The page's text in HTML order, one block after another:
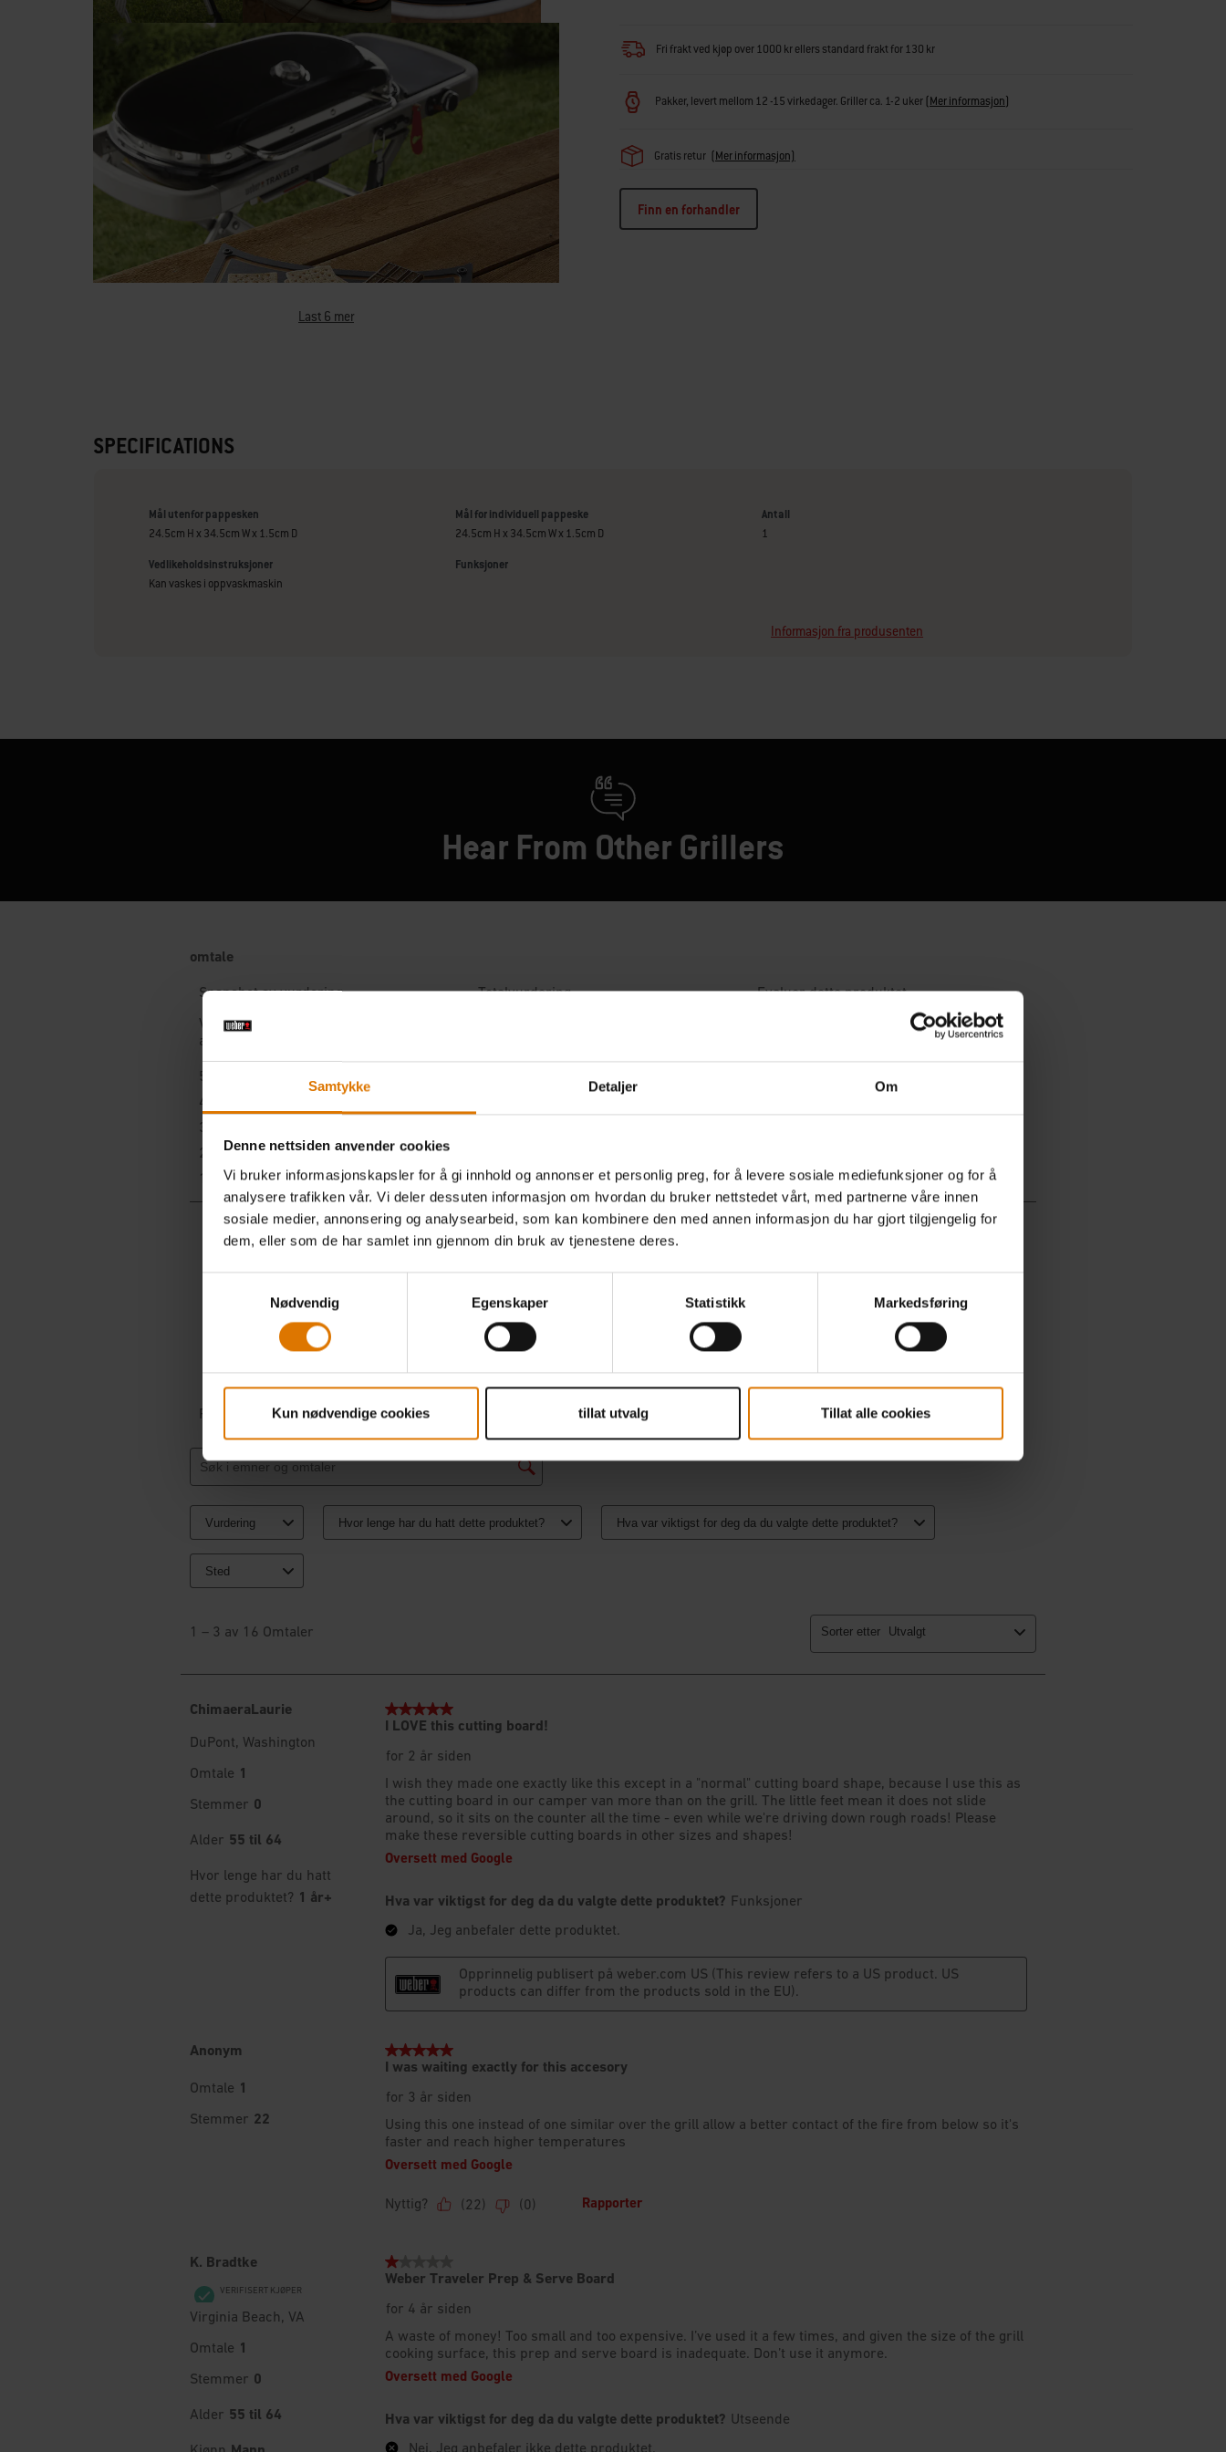
Samtykke Detaljer Om
Denne nettsiden anvender cookies
Vi bruker informasjonskapsler for å gi innhold og annonser et personlig preg, for å levere sosiale mediefunksjoner og for å
analysere trafikken vår. Vi deler dessuten informasjon om hvordan du bruker nettstedet vårt, med partnerne våre innen
sosiale medier, annonsering og analysearbeid, som kan kombinere den med annen informasjon du har gjort tilgjengelig for
dem, eller som de har samlet inn gjennom din bruk av tjenestene deres.
Nødvendig
Egenskaper Statistikk Markedsføring
Kun nødvendige cookies tillat utvalg Tillat alle cookies
Last 6 mer
Fri frakt ved kjøp over 1000 kr ellers standard frakt for 130 kr
Pakker, levert mellom 12 -15 virkedager. Griller ca. 1-2 uker(Mer informasjon)
Gratis retur (Mer informasjon)
Finn en forhandler
SPECIFICATIONS
Mål utenfor pappesken
24.5cm H x 34.5cm W x 1.5cm D
Mål for individuell pappeske
24.5cm H x 34.5cm W x 1.5cm D
Antall
1
Vedlikeholdsinstruksjoner
Kan vaskes i oppvaskmaskin
Funksjoner
Informasjon fra produsenten
Hear From Other Grillers